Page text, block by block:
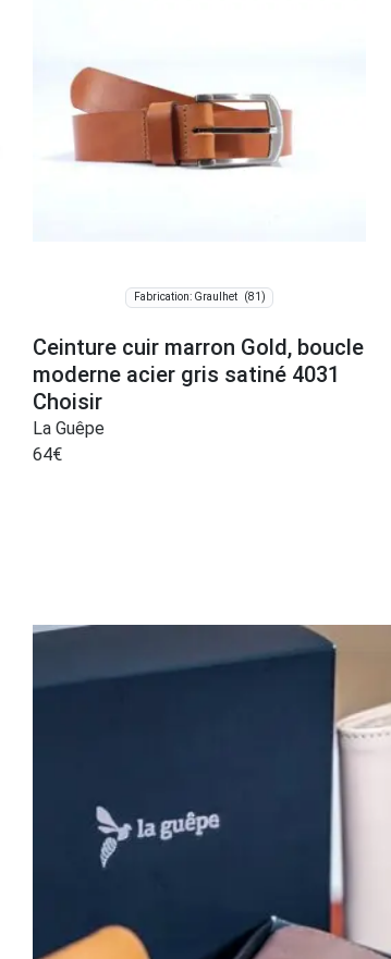
Fabrication: Graulhet (81)
Ceinture cuir marron Gold, boucle
moderne acier gris satiné 4031
Choisir
La Guêpe
64€